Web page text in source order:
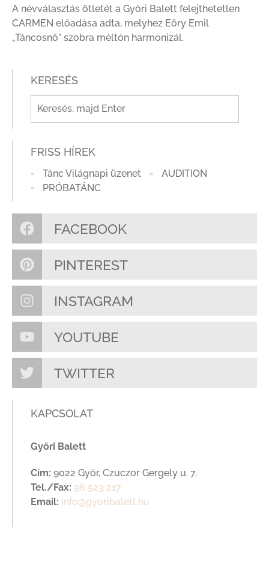
A névválasztás ötletét a Győri Balett felejthetetlen
CARMEN előadása adta, melyhez Eöry Emil
„Táncosnő” szobra méltón harmonizál.
KERESÉS
FRISS HÍREK
Tánc Világnapi üzenet
AUDITION
PRÓBATÁNC
FACEBOOK
PINTEREST
INSTAGRAM
YOUTUBE
TWITTER
KAPCSOLAT
Győri Balett
Cím: 9022 Győr, Czuczor Gergely u. 7.
Tel./Fax: 96 523 217
Email: info@gyoribalett.hu